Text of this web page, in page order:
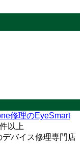
ら
以上
バイス修理専門店